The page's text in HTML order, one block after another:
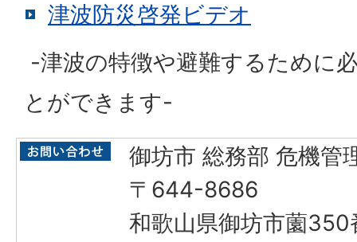
津波防災啓発ビデオ
-津波の特徴や避難するために
とができます-
御坊市 総務部 危機管
〒644-8686
和歌山県御坊市薗350